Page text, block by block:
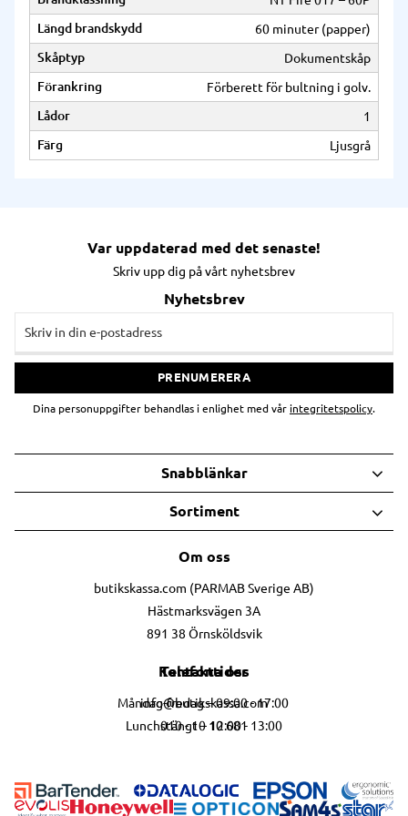
Längd brandskydd
60 minuter (papper)
Skåptyp
Dokumentskåp
Förankring
Förberett för bultning i golv.
Lådor
1
Färg
Ljusgrå
Var uppdaterad med det senaste!
Skriv upp dig på vårt nyhetsbrev
Nyhetsbrev
PRENUMERERA
Dina personuppgifter behandlas i enlighet med vår integritetspolicy.
Om oss
butikskassa.com (PARMAB Sverige AB)
Hästmarksvägen 3A
891 38 Örnsköldsvik
Kontakta oss
info@butikskassa.com
010 - 10 10 681
Telefontider
Måndag-fredag – 09:00 - 17:00
Lunchstängt – 12:00 - 13:00
Snabblänkar
Sortiment